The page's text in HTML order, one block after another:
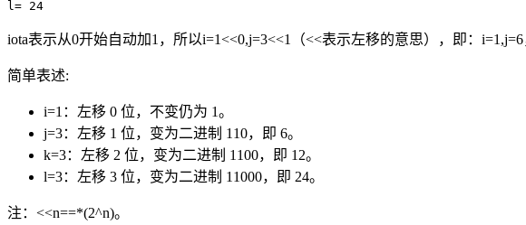
iota表示从0开始自动加1，所以i=1<<0,j=3<<1（<<表示左移的意思），即：
简单表述:
i=1：左移 0 位，不变仍为 1。
j=3：左移 1 位，变为二进制 110，即 6。
k=3：左移 2 位，变为二进制 1100，即 12。
l=3：左移 3 位，变为二进制 11000，即 24。
注：<<n==*(2^n)。